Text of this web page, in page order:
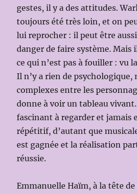
gestes, il y a des attitudes.
toujours été très loin, et on
lui reprocher : il peut être
danger de faire système. Mais
ce qui n’est pas à fouiller : vu
Il n’y a rien de psychologique,
complexes entre les
donne à voir un tableau
fascinant à regarder et jamais
répétitif, d’autant que
est gagnée et la réalisation
réussie.
Emmanuelle Haïm, à la tête